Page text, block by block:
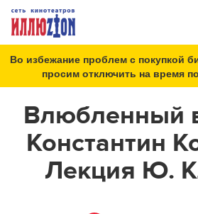
Во избежание проблем с покупкой
просим отключить на время
Влюбленный
Константин
Лекция Ю.